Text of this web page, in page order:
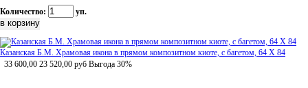
Количество: уп.
Казанская Б.М. Храмовая икона в прямом композитном киоте, с багетом, 64 Х 84
33 600,00 23 520,00 руб Выгода 30%